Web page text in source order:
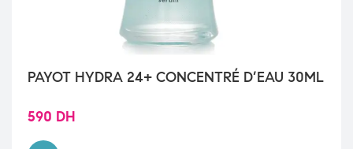
PAYOT HYDRA 24+ CONCENTRÉ D’EAU 30ML
590 DH